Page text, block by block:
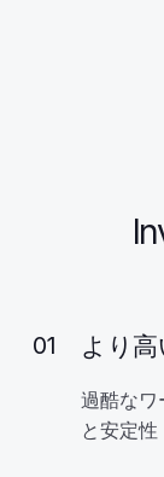
01 より
過酷なワ
と安定性